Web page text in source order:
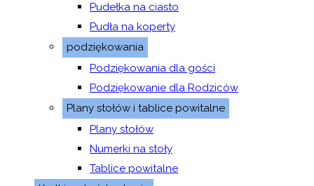
Pudełka na ciasto
Pudła na koperty
podziękowania
Podziękowania dla gości
Podziękowanie dla Rodziców
Plany stołów i tablice powitalne
Plany stołów
Numerki na stoły
Tablice powitalne